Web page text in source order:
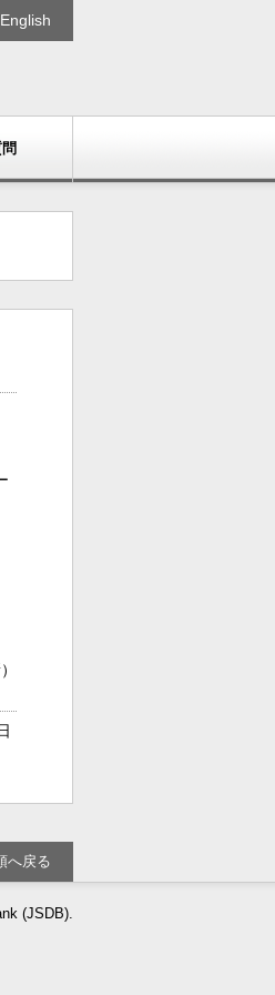
English
へ戻る
(JSDB).